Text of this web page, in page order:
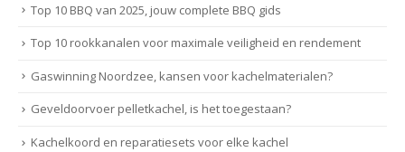
Top 10 BBQ van 2025, jouw complete BBQ gids
Top 10 rookkanalen voor maximale veiligheid en rendement
Gaswinning Noordzee, kansen voor kachelmaterialen?
Geveldoorvoer pelletkachel, is het toegestaan?
Kachelkoord en reparatiesets voor elke kachel